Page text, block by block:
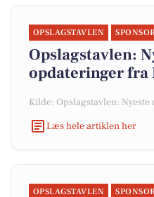
OPSLAGSTAVLEN
Opslagstavlen:
opdateringer fra
Kilde: Opslagstavlen:
Læs hele artiklen her
OPSLAGSTAVLEN